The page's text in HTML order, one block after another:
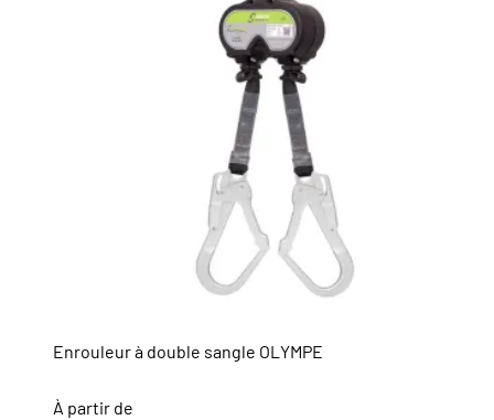
Enrouleur à double sangle OLYMPE
À partir de